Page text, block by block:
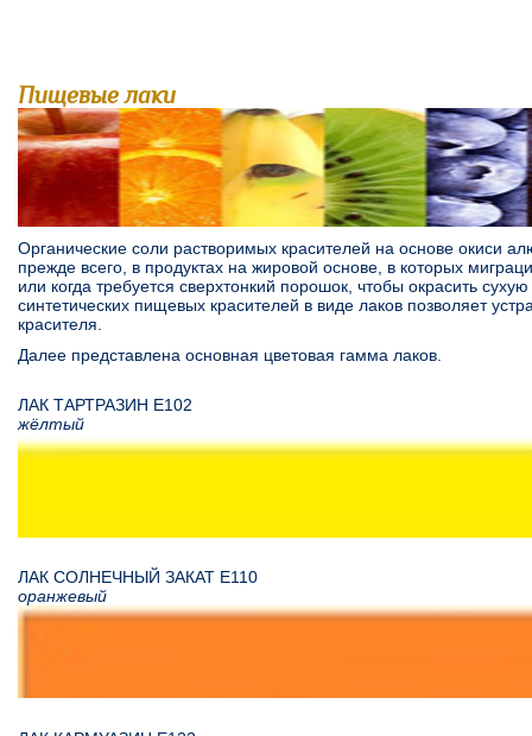
Пищевые лаки
Органические соли растворимых красителей на основе окиси
прежде всего, в продуктах на жировой основе, в которых
или когда требуется сверхтонкий порошок, чтобы окрасить
синтетических пищевых красителей в виде лаков позволяет
красителя.
Далее представлена основная цветовая гамма лаков.
ЛАК ТАРТРАЗИН Е102
жёлтый
ЛАК СОЛНЕЧНЫЙ ЗАКАТ Е110
оранжевый